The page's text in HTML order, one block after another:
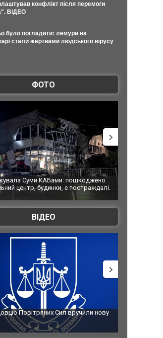
конфлікт після перемоги
ВІДЕО
було погладити: лемури на
стали жертвами людського вірусу
ФОТО
пошкоджено
є постраждалі.
Українські надзвичайники
під час ліквідації масштабної
Франції
ВІДЕО
Сил вручили нову
Сили оборони уразили
губернатор регіону заявив
атаку. ВІДЕО